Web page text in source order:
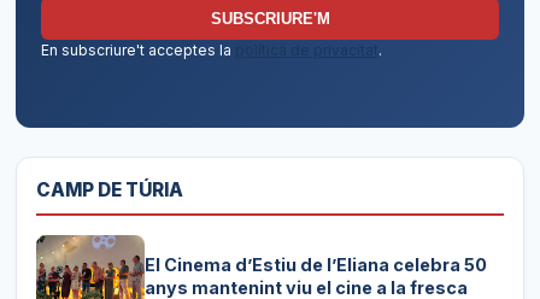
SUBSCRIURE'M
En subscriure't acceptes la
política de privacitat.
CAMP DE TÚRIA
El Cinema d’Estiu de l’Eliana celebra 50
anys mantenint viu el cine a la fresca